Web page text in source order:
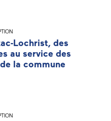
Lochrist, des
au service des
la commune